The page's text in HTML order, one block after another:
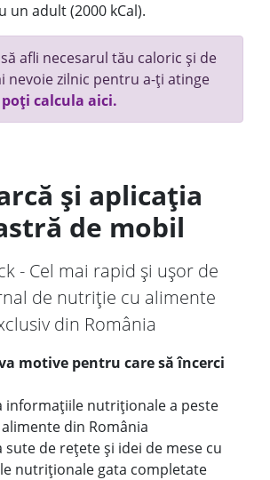
un adult (2000 kCal).
afli necesarul tău caloric și de
nevoie zilnic pentru a-ți atinge
calcula aici.
și aplicația
de mobil
- Cel mai rapid și ușor de
de nutriție cu alimente
din România
motive pentru care să încerci
informațiile nutriționale a peste
din România
sute de rețete și idei de mese cu
nutriționale gata completate